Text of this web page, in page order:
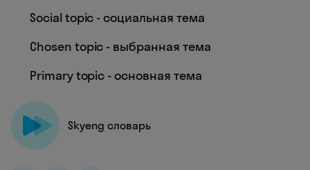
Social topic - социальная тема
Chosen topic - выбранная тема
Primary topic - основная тема
Skyeng словарь